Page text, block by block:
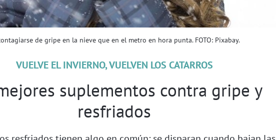
de gripe en la nieve que en el metro en hora punta. FOTO: Pixabay.
VUELVE EL INVIERNO, VUELVEN LOS CATARROS
suplementos contra gripe y
resfriados